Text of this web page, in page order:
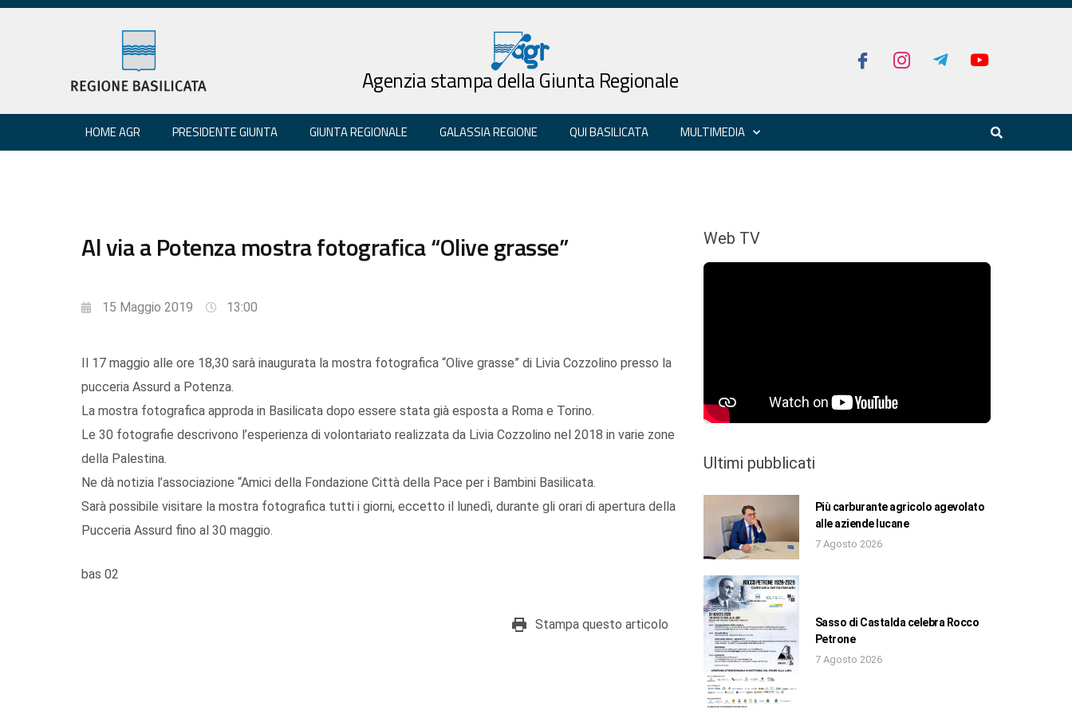
Agenzia stampa della Giunta Regionale
HOME AGR PRESIDENTE GIUNTA GIUNTA REGIONALE GALASSIA REGIONE QUI BASILICATA MULTIMEDIA
Al via a Potenza mostra fotografica “Olive grasse”
15 Maggio 2019 13:00
Il 17 maggio alle ore 18,30 sarà inaugurata la mostra fotografica “Olive grasse” di Livia Cozzolino presso la
pucceria Assurd a Potenza.
La mostra fotografica approda in Basilicata dopo essere stata già esposta a Roma e Torino.
Le 30 fotografie descrivono l’esperienza di volontariato realizzata da Livia Cozzolino nel 2018 in varie zone
della Palestina.
Ne dà notizia l’associazione “Amici della Fondazione Città della Pace per i Bambini Basilicata.
Sarà possibile visitare la mostra fotografica tutti i giorni, eccetto il lunedì, durante gli orari di apertura della
Pucceria Assurd fino al 30 maggio.
bas 02
Stampa questo articolo
Web TV
Ultimi pubblicati
Più carburante agricolo agevolato
alle aziende lucane
7 Agosto 2026
Sasso di Castalda celebra Rocco
Petrone
7 Agosto 2026